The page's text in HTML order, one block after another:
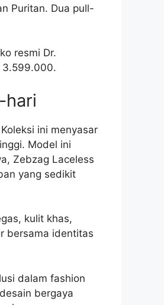
Puritan. Dua pull-
resmi Dr.
3.599.000.
hari
ini menyasar
Model ini
Zebzag Laceless
yang sedikit
kulit khas,
bersama identitas
dalam fashion
bergaya